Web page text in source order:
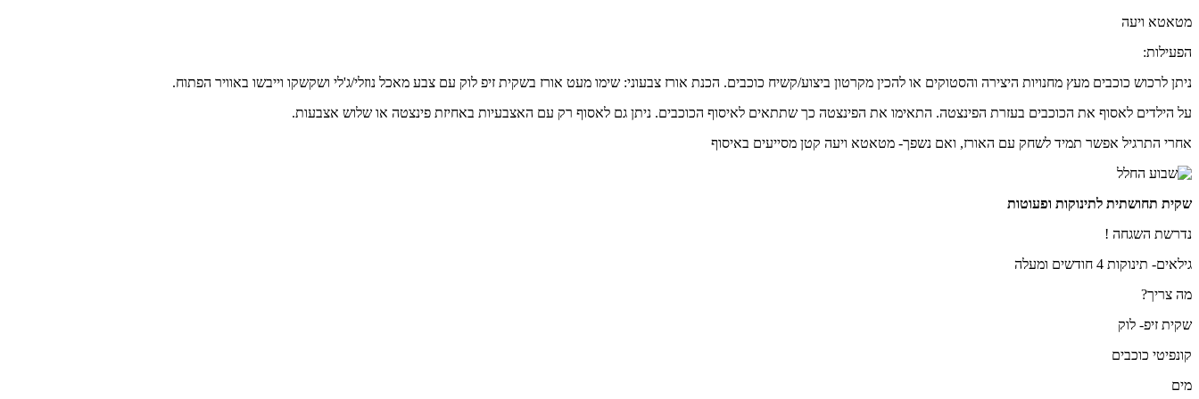
מטאטא ויעה
הפעילות:
ניתן לרכוש כוכבים מעץ מחנויות היצירה והסטוקים או להכין מקרטון ביצוע/קשיח כוכבים. הכנת אורז צבעוני: שימו מעט אורז בשקית זיפ לוק עם צבע מאכל נוזלי/ג'לי ושקשקו וייבשו באוויר הפתוח.
על הילדים לאסוף את הכוכבים בעזרת הפינצטה. התאימו את הפינצטה כך שתתאים לאיסוף הכוכבים. ניתן גם לאסוף רק עם האצבעיות באחיזת פינצטה או שלוש אצבעות.
אחרי התרגיל אפשר תמיד לשחק עם האורז, ואם נשפך- מטאטא ויעה קטן מסייעים באיסוף
שקית תחושתית לתינוקות ופעוטות
נדרשת השגחה !
גילאים- תינוקות 4 חודשים ומעלה
מה צריך?
שקית זיפ- לוק
קונפיטי כוכבים
מים